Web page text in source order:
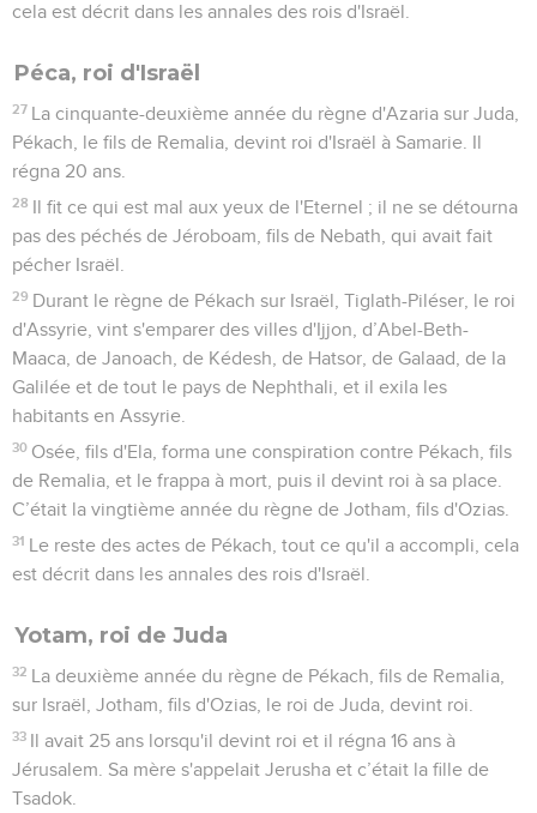
cela est décrit dans les annales des rois d'Israël.
Péca, roi d'Israël
27 La cinquante-deuxième année du règne d'Azaria sur Juda,
Pékach, le fils de Remalia, devint roi d'Israël à Samarie. Il
régna 20 ans.
28 Il fit ce qui est mal aux yeux de l'Eternel ; il ne se détourna
pas des péchés de Jéroboam, fils de Nebath, qui avait fait
pécher Israël.
29 Durant le règne de Pékach sur Israël, Tiglath-Piléser, le roi
d'Assyrie, vint s'emparer des villes d'Ijjon, d’Abel-Beth-
Maaca, de Janoach, de Kédesh, de Hatsor, de Galaad, de la
Galilée et de tout le pays de Nephthali, et il exila les
habitants en Assyrie.
30 Osée, fils d'Ela, forma une conspiration contre Pékach, fils
de Remalia, et le frappa à mort, puis il devint roi à sa place.
C’était la vingtième année du règne de Jotham, fils d'Ozias.
31 Le reste des actes de Pékach, tout ce qu'il a accompli, cela
est décrit dans les annales des rois d'Israël.
Yotam, roi de Juda
32 La deuxième année du règne de Pékach, fils de Remalia,
sur Israël, Jotham, fils d'Ozias, le roi de Juda, devint roi.
33 Il avait 25 ans lorsqu'il devint roi et il régna 16 ans à
Jérusalem. Sa mère s'appelait Jerusha et c’était la fille de
Tsadok.